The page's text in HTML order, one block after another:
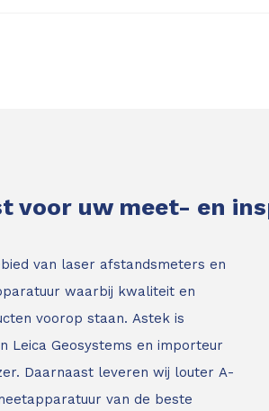
voor uw meet- en
van laser afstandsmeters en
waarbij kwaliteit en
voorop staan. Astek is
Leica Geosystems en importeur
Daarnaast leveren wij louter A-
van de beste